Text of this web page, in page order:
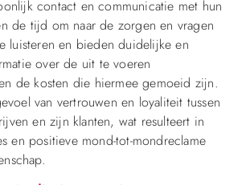
contact en communicatie met hun
de tijd om naar de zorgen en vragen
luisteren en bieden duidelijke en
over de uit te voeren
de kosten die hiermee gemoeid zijn.
van vertrouwen en loyaliteit tussen
en zijn klanten, wat resulteert in
en positieve mond-tot-mondreclame